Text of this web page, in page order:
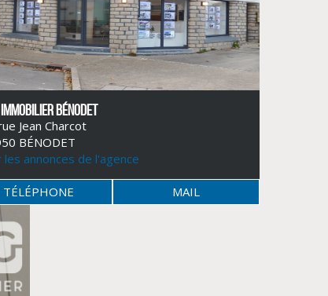
BÉNODET
Jean Charcot
BÉNODET
les annonces de l'agence
TÉLÉPHONE MAIL